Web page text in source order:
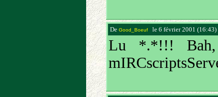
De Good_Boeufle 6 février 2001 (16:43)
Lu *.*!!! Bah,